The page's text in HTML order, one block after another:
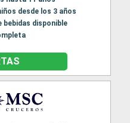
desde los 3 años
bebidas disponible